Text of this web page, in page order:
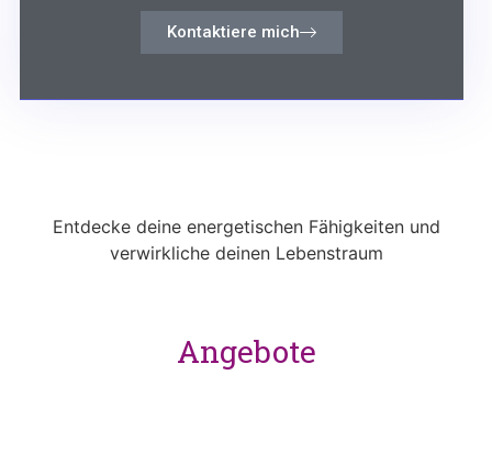
Kontaktiere mich
Entdecke deine energetischen Fähigkeiten und
verwirkliche deinen Lebenstraum
Angebote